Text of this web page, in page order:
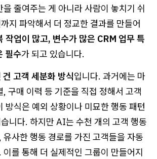
줄여주는 게 아니라 사람이 놓치기 쉬
지 파악해서 더 정교한 결과를 만들어
작업이 많고, 변수가 많은 CRM 업무 특
필수가 되고 있습니다.
고객 세분화 방식입니다. 과거에는 마
구매 이력 등 기준을 직접 정해서 고객
방식은 예외 상황이나 미묘한 행동 패턴
니다. 하지만 AI는 수천 개의 고객 행동
유사한 행동 경로를 가진 고객들을 자동
를 통해 더 실제적인 그룹이 만들어지